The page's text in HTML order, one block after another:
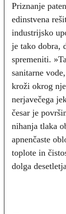
Priznanje
edinstvena
industrijsko
je tako dobra,
spremeniti.
sanitarne
kroži okrog
nerjavečega
česar je
nihanja tlaka
apnenčaste
toplote in
dolga